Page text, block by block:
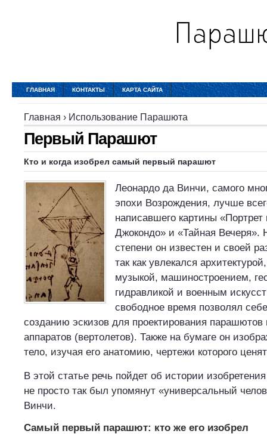
ГЛАВНАЯ КОНТАКТЫ КАРТА САЙТА
Главная › Использование Парашюта
Первый Парашют
Кто и когда изобрел самый первый парашют
Леонардо да Винчи, самого
эпохи Возрождения, лучше
написавшего картины
Джокондо» и «Тайная Вечеря».
степени он известен и своей
так как увлекался
музыкой, машиностроением,
гидравликой и военным
свободное время позволял
созданию эскизов для проектирования парашютов
аппаратов (вертолетов). Также на бумаге он
тело, изучая его анатомию, чертежи которого
В этой статье речь пойдет об истории
не просто так был упомянут «универсальный
Винчи.
Самый первый парашют: кто же его изобрел